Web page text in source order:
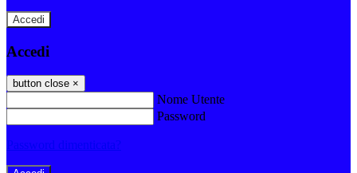
Accedi
Accedi
button close ×
Nome Utente
Password
Password dimenticata?